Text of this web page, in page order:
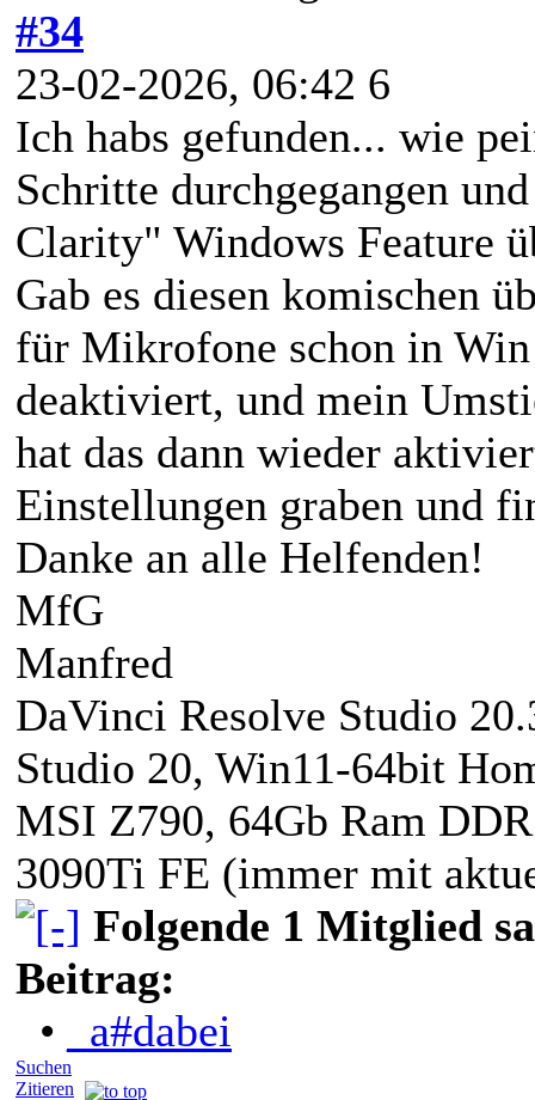
#34
23-02-2026, 06:42 6
Ich habs gefunden... wie
Schritte durchgegangen
Clarity" Windows Feature
Gab es diesen komischen
für Mikrofone schon in Win
deaktiviert, und mein
hat das dann wieder
Einstellungen graben und
Danke an alle Helfenden!
MfG
Manfred
DaVinci Resolve Studio
Studio 20, Win11-64bit
MSI Z790, 64Gb Ram
3090Ti FE (immer mit
Folgende 1 Mitglied
Beitrag:
•
_a#dabei
Suchen
Zitieren